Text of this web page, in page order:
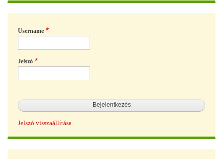
Username
Jelszó
Jelszó visszaállítása